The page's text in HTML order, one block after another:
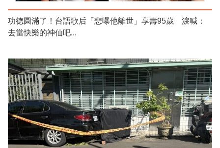
功德圓滿了！台語歌后「悲曝他離世」享壽95歲 淚喊：
去當快樂的神仙吧...